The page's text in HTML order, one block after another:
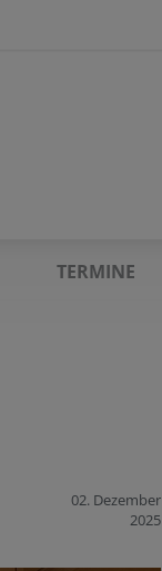
TERMINE
02. Dezember
2025